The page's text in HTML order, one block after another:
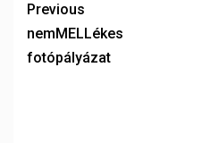
Previous
nemMELLékes
fotópályázat